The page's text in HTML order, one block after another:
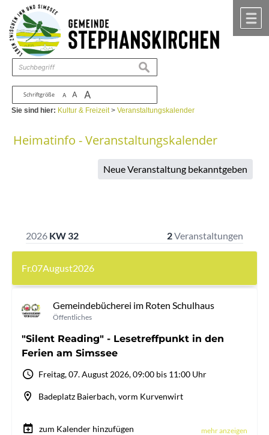
Zum Inhalt ,zur Navigation
Schriftgröße A A A
suchen
Sie sind hier: Kultur & Freizeit>Veranstaltungskalender
Heimatinfo - Veranstaltungskalender